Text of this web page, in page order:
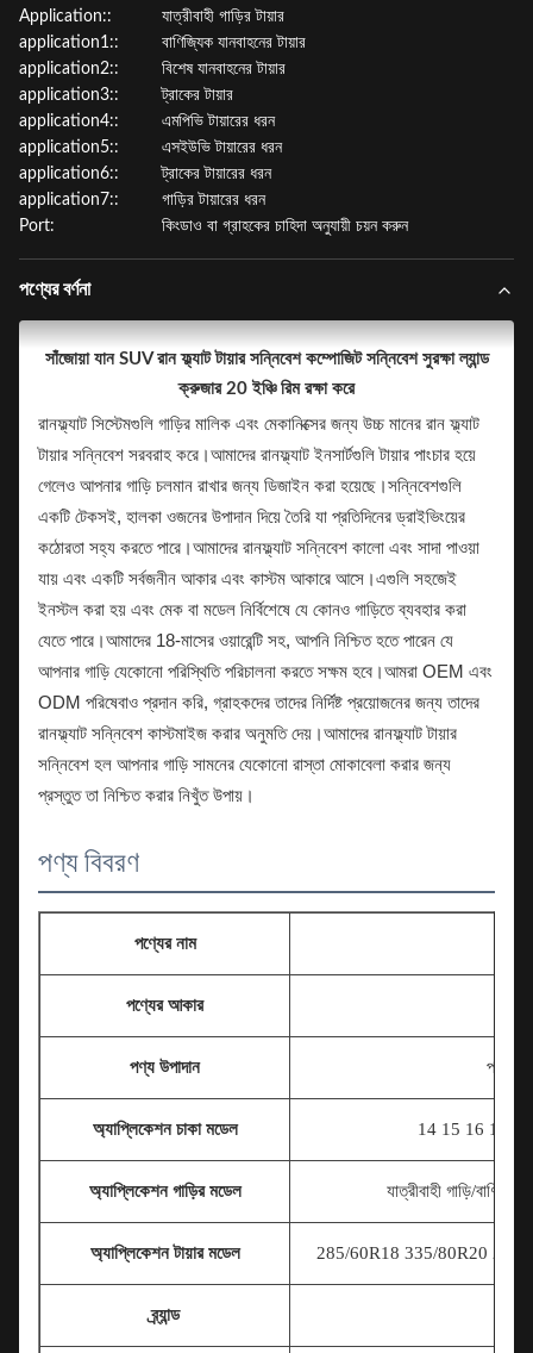
Application::
যাত্রীবাহী গাড়ির টায়ার
application1::
বাণিজ্যিক যানবাহনের টায়ার
application2::
বিশেষ যানবাহনের টায়ার
application3::
ট্রাকের টায়ার
application4::
এমপিভি টায়ারের ধরন
application5::
এসইউভি টায়ারের ধরন
application6::
ট্রাকের টায়ারের ধরন
application7::
গাড়ির টায়ারের ধরন
Port:
কিংডাও বা গ্রাহকের চাহিদা অনুযায়ী চয়ন করুন
পণ্যের বর্ণনা
সাঁজোয়া যান SUV রান ফ্ল্যাট টায়ার সন্নিবেশ কম্পোজিট সন্নিবেশ সুরক্ষা ল্যান্ড
ক্রুজার 20 ইঞ্চি রিম রক্ষা করে
রানফ্ল্যাট সিস্টেমগুলি গাড়ির মালিক এবং মেকানিক্সের জন্য উচ্চ মানের রান ফ্ল্যাট
টায়ার সন্নিবেশ সরবরাহ করে।আমাদের রানফ্ল্যাট ইনসার্টগুলি টায়ার পাংচার হয়ে
গেলেও আপনার গাড়ি চলমান রাখার জন্য ডিজাইন করা হয়েছে।সন্নিবেশগুলি
একটি টেকসই, হালকা ওজনের উপাদান দিয়ে তৈরি যা প্রতিদিনের ড্রাইভিংয়ের
কঠোরতা সহ্য করতে পারে।আমাদের রানফ্ল্যাট সন্নিবেশ কালো এবং সাদা পাওয়া
যায় এবং একটি সর্বজনীন আকার এবং কাস্টম আকারে আসে।এগুলি সহজেই
ইনস্টল করা হয় এবং মেক বা মডেল নির্বিশেষে যে কোনও গাড়িতে ব্যবহার করা
যেতে পারে।আমাদের 18-মাসের ওয়ারেন্টি সহ, আপনি নিশ্চিত হতে পারেন যে
আপনার গাড়ি যেকোনো পরিস্থিতি পরিচালনা করতে সক্ষম হবে।আমরা OEM এবং
ODM পরিষেবাও প্রদান করি, গ্রাহকদের তাদের নির্দিষ্ট প্রয়োজনের জন্য তাদের
রানফ্ল্যাট সন্নিবেশ কাস্টমাইজ করার অনুমতি দেয়।আমাদের রানফ্ল্যাট টায়ার
সন্নিবেশ হল আপনার গাড়ি সামনের যেকোনো রাস্তা মোকাবেলা করার জন্য
প্রস্তুত তা নিশ্চিত করার নিখুঁত উপায়।
পণ্য বিবরণ
পণ্যের নাম
পণ্যের আকার
পণ্য উপাদান পলিমার
অ্যাপ্লিকেশন চাকা মডেল 14 15 16 17
অ্যাপ্লিকেশন গাড়ির মডেল যাত্রীবাহী গাড়ি/
অ্যাপ্লিকেশন টায়ার মডেল 285/60R18 335/80R20
ব্র্যান্ড